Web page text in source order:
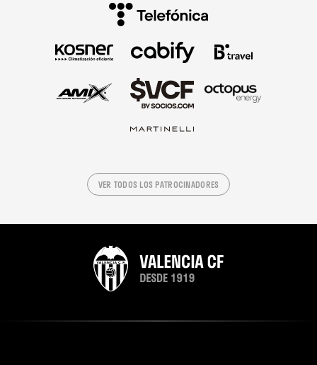
VER TODOS LOS PATROCINADORES